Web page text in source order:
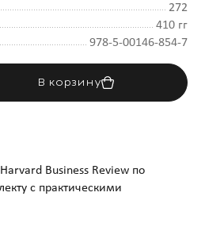
272
410 гг
978-5-00146-854-7
В корзину
Business Review по
с практическими